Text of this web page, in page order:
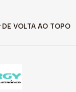
DE VOLTA AO TOPO